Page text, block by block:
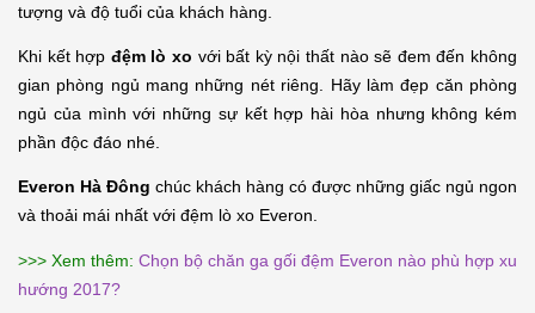
tượng và độ tuổi của khách hàng.
Khi kết hợp đệm lò xo với bất kỳ nội thất nào sẽ đem đến không
gian phòng ngủ mang những nét riêng. Hãy làm đẹp căn phòng
ngủ của mình với những sự kết hợp hài hòa nhưng không kém
phần độc đáo nhé.
Everon Hà Đông chúc khách hàng có được những giấc ngủ ngon
và thoải mái nhất với đệm lò xo Everon.
>>> Xem thêm: Chọn bộ chăn ga gối đệm Everon nào phù hợp xu
hướng 2017?